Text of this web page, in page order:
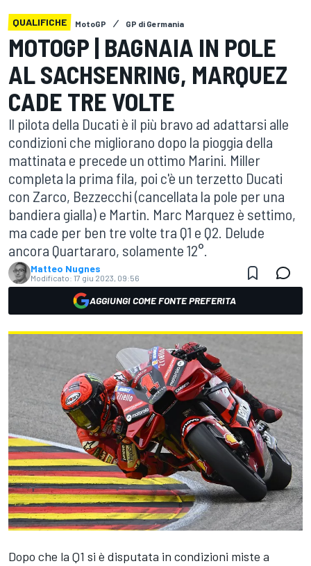
QUALIFICHE MotoGP GP di Germania
MOTOGP | BAGNAIA IN POLE
AL SACHSENRING, MARQUEZ
CADE TRE VOLTE
Il pilota della Ducati è il più bravo ad adattarsi alle
condizioni che migliorano dopo la pioggia della
mattinata e precede un ottimo Marini. Miller
completa la prima fila, poi c'è un terzetto Ducati
con Zarco, Bezzecchi (cancellata la pole per una
bandiera gialla) e Martin. Marc Marquez è settimo,
ma cade per ben tre volte tra Q1 e Q2. Delude
ancora Quartararo, solamente 12°.
Matteo Nugnes
Modificato: 17 giu 2023, 09:56
AGGIUNGI COME FONTE PREFERITA
Dopo che la Q1 si è disputata in condizioni miste a